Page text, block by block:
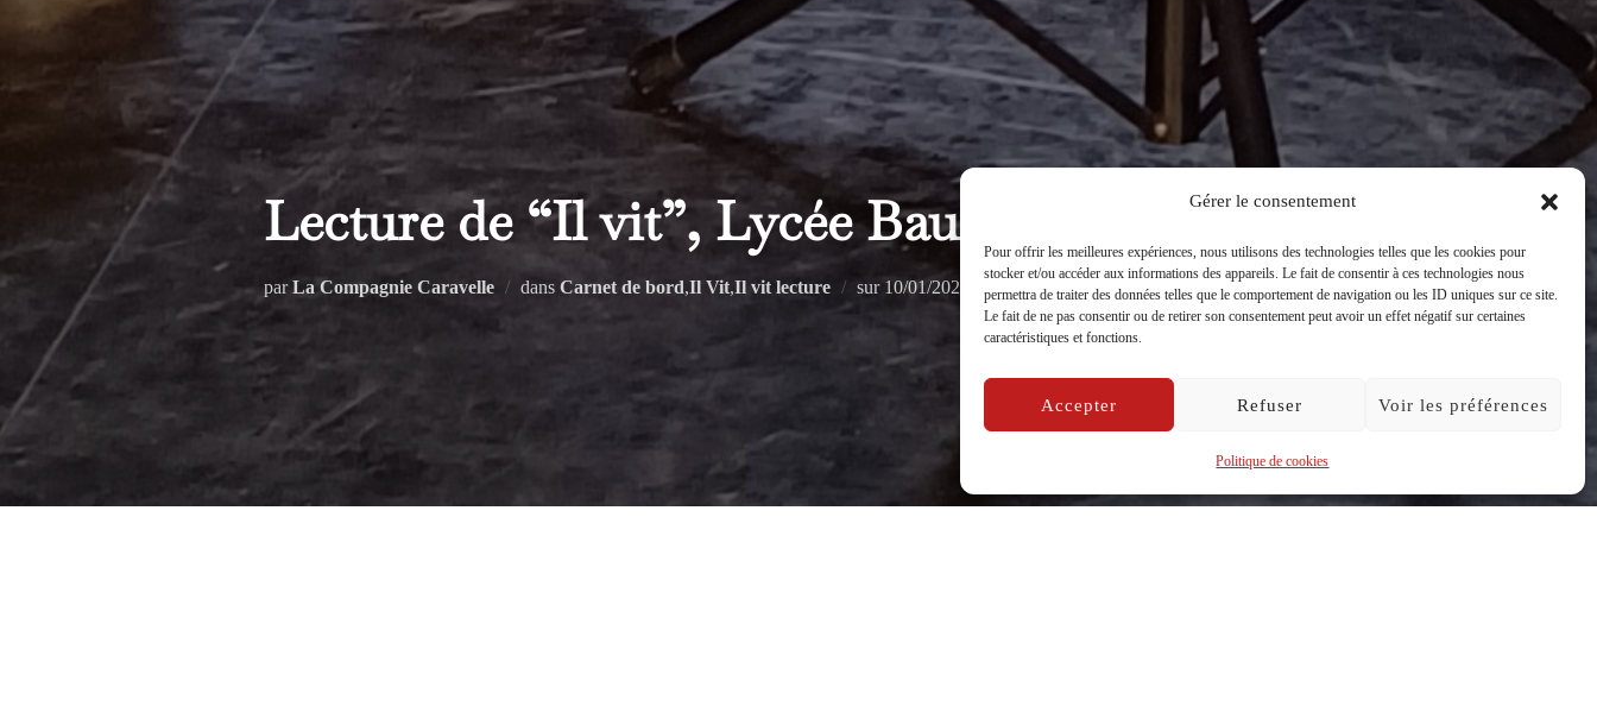
Gérer le consentement
Pour offrir les meilleures expériences, nous utilisons des technologies telles que les cookies pour
stocker et/ou accéder aux informations des appareils. Le fait de consentir à ces technologies nous
permettra de traiter des données telles que le comportement de navigation ou les ID uniques sur ce site.
Le fait de ne pas consentir ou de retirer son consentement peut avoir un effet négatif sur certaines
caractéristiques et fonctions.
Accepter Refuser Voir les préférences
Politique de cookies
Lecture de “Il vit”, Lycée Baudelaire, Annecy
parLa Compagnie Caravelle dans Carnet de bord,Il Vit,Il vit lecture sur Publié
10/01/2024